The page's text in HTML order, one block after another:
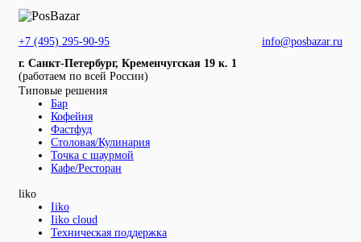
+7 (495) 295-90-95
info@posbazar.ru
г. Санкт-Петербург, Кременчугская 19 к. 1
(работаем по всей России)
Типовые решения
Бар
Кофейня
Фастфуд
Столовая/Кулинария
Точка с шаурмой
Кафе/Ресторан
liko
Iiko
Iiko cloud
Техническая поддержка